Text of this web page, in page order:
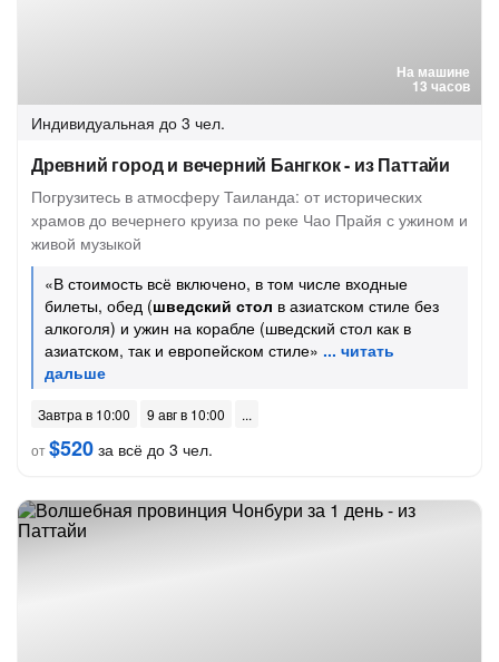
На машине
13 часов
Индивидуальная до 3 чел.
Древний город и вечерний Бангкок - из Паттайи
Погрузитесь в атмосферу Таиланда: от исторических
храмов до вечернего круиза по реке Чао Прайя с ужином и
живой музыкой
«В стоимость всё включено, в том числе входные
билеты, обед (шведский стол в азиатском стиле без
алкоголя) и ужин на корабле (шведский стол как в
азиатском, так и европейском стиле»
Завтра в 10:00
9 авг в 10:00
от$520 за всё до 3 чел.